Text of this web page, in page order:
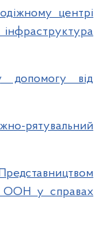
центрі
допомогу від
рятувальний
ООН у справах